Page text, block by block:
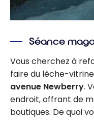
Séance
Vous cherchez à
faire du lèche-
avenue Newberry.
endroit, offrant de
boutiques. De quoi